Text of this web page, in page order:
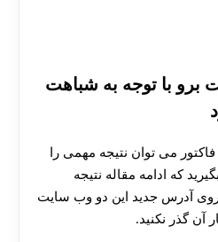
برو با توجه به شباهت
می توان نتیجه مهمی را
که ادامه مقاله نتیجه
آدرس جدید این دو وب سایت
آن گذر نکنید.